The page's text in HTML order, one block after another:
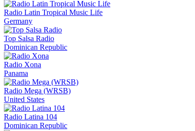
Radio Latin Tropical Music Life
Germany
Top Salsa Radio
Dominican Republic
Radio Xona
Panama
Radio Mega (WRSB)
United States
Radio Latina 104
Dominican Republic